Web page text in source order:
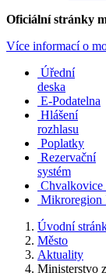
Oficiální stránky
Více informací o
Úřední
deska
E-Podatelna
Hlášení
rozhlasu
Poplatky
Rezervační
systém
Chvalkovice
Mikroregion
Úvodní
Město
Aktuality
Ministerstvo